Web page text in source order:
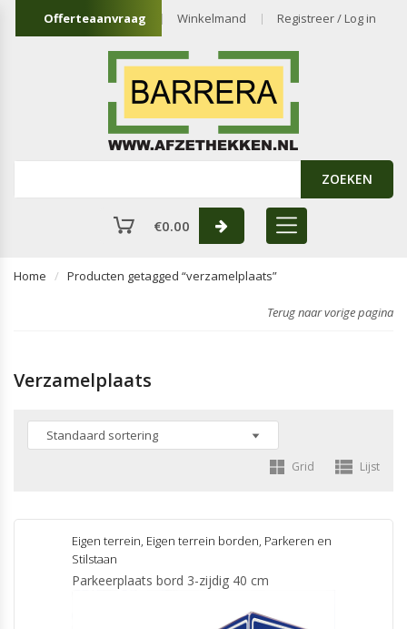
Offerteaanvraag Winkelmand Registreer / Log in
ZOEKEN
€0.00
Home Producten getagged “verzamelplaats”
Terug naar vorige pagina
Verzamelplaats
Grid Lijst
Eigen terrein, Eigen terrein borden, Parkeren en
Stilstaan
Parkeerplaats bord 3-zijdig 40 cm